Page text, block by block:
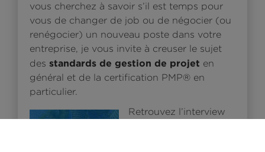
vous cherchez à savoir s’il est temps pour
vous de changer de job ou de négocier (ou
renégocier) un nouveau poste dans votre
entreprise, je vous invite à creuser le sujet
des standards de gestion de projet en
général et de la certification PMP® en
particulier.
Retrouvez l’interview